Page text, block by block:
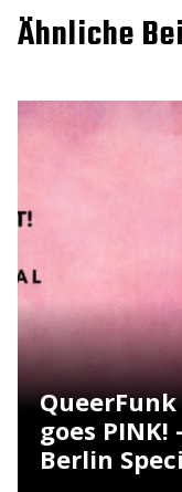
Ähnliche
QueerFunk
goes PINK!
Berlin